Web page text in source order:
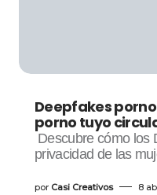
Deepfakes
porno tuyo
Descubre cómo los
privacidad de las
por Casi Creativos 8